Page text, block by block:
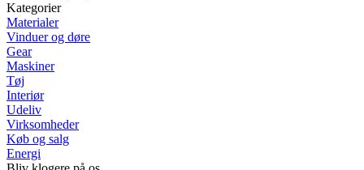
Kategorier
Materialer
Vinduer og døre
Gear
Maskiner
Tøj
Interiør
Udeliv
Virksomheder
Køb og salg
Energi